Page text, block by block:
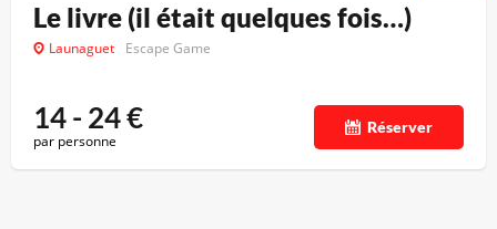
Le livre (il était quelques fois…)
Launaguet Escape Game
14 - 24€
par personne
Réserver